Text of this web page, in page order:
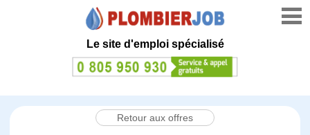
Le site d'emploi spécialisé
Retour aux offres